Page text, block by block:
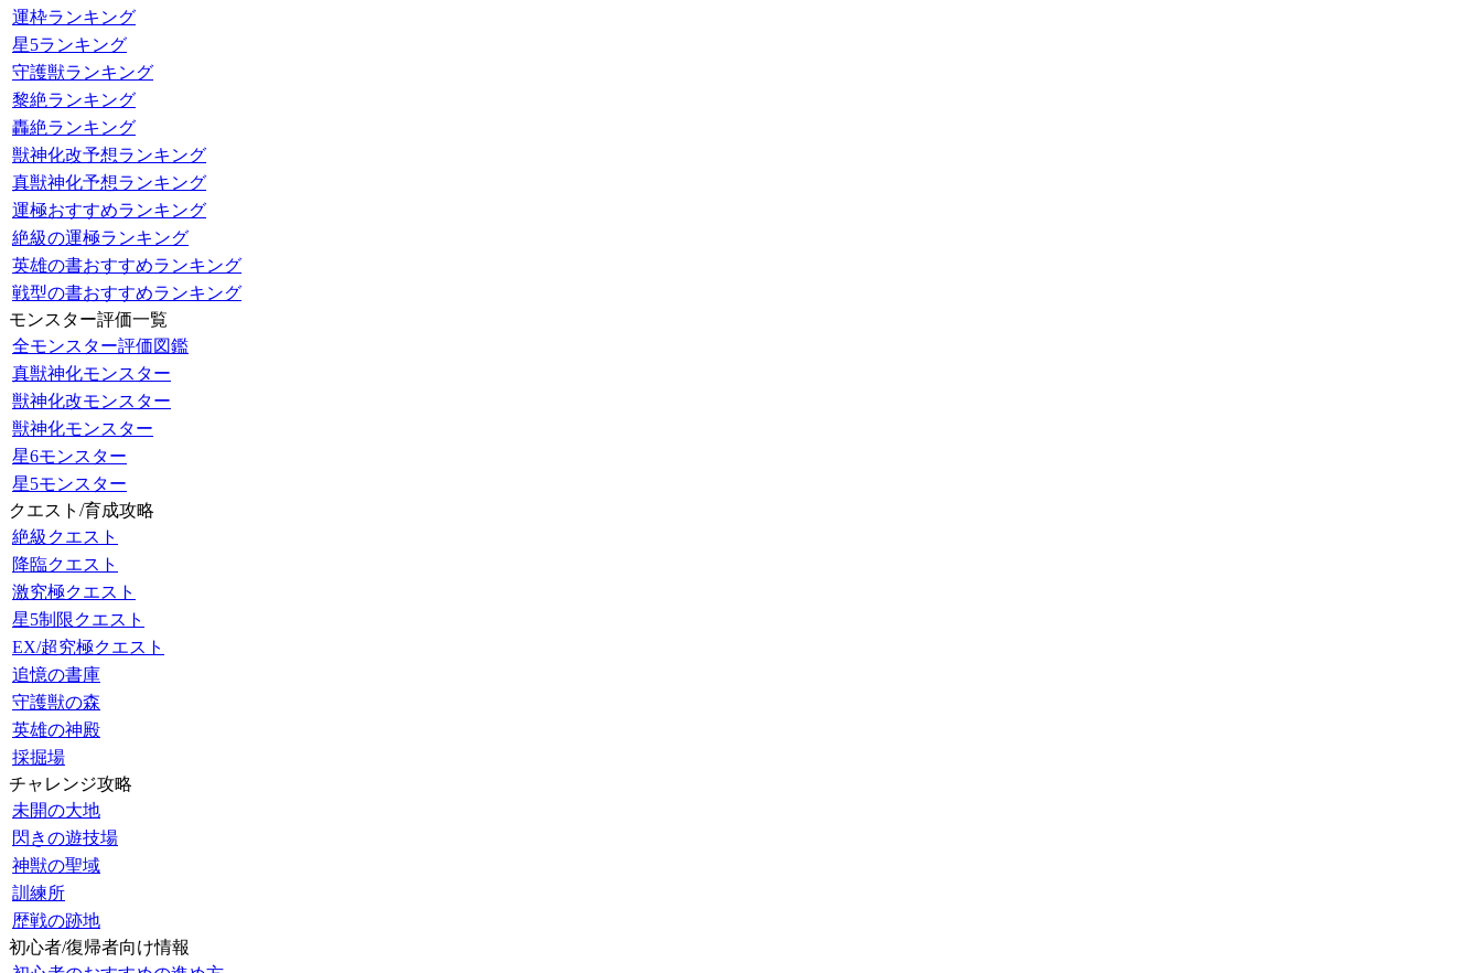
運枠ランキング
星5ランキング
守護獣ランキング
黎絶ランキング
轟絶ランキング
獣神化改予想ランキング
真獣神化予想ランキング
運極おすすめランキング
絶級の運極ランキング
英雄の書おすすめランキング
戦型の書おすすめランキング
モンスター評価一覧
全モンスター評価図鑑
真獣神化モンスター
獣神化改モンスター
獣神化モンスター
星6モンスター
星5モンスター
クエスト/育成攻略
絶級クエスト
降臨クエスト
激究極クエスト
星5制限クエスト
EX/超究極クエスト
追憶の書庫
守護獣の森
英雄の神殿
採掘場
チャレンジ攻略
未開の大地
閃きの遊技場
神獣の聖域
訓練所
歴戦の跡地
初心者/復帰者向け情報